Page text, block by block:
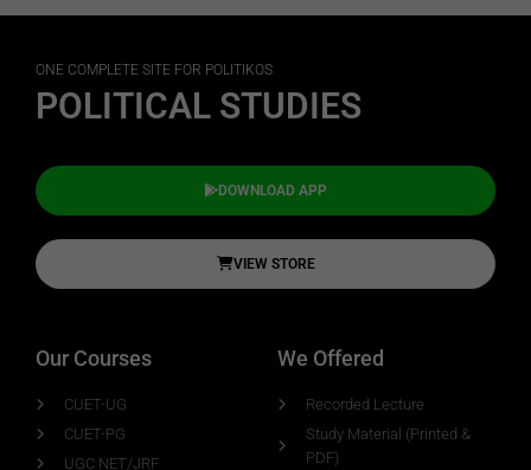
ONE COMPLETE SITE FOR POLITIKOS
POLITICAL STUDIES
DOWNLOAD APP
VIEW STORE
Our Courses
CUET-UG
CUET-PG
UGC NET/JRF
We Offered
Recorded Lecture
Study Material (Printed &
PDF)